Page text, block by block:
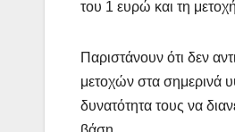
του 1 ευρώ και τη
Παριστάνουν ότι δεν
μετοχών στα σημερινά
δυνατότητα τους να